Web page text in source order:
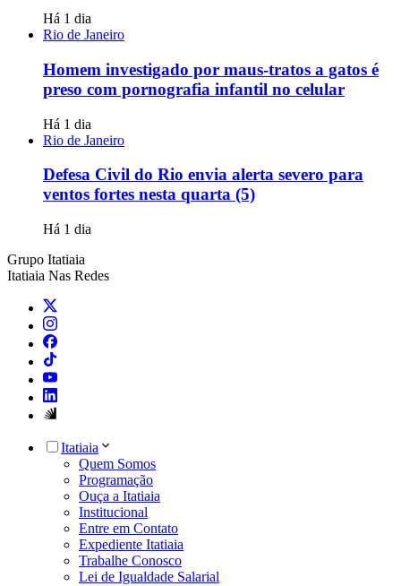
Há 1 dia
Rio de Janeiro
Homem investigado por maus-tratos a gatos é
preso com pornografia infantil no celular
Há 1 dia
Rio de Janeiro
Defesa Civil do Rio envia alerta severo para
ventos fortes nesta quarta (5)
Há 1 dia
Grupo Itatiaia
Itatiaia Nas Redes
Itatiaia
Quem Somos
Programação
Ouça a Itatiaia
Institucional
Entre em Contato
Expediente Itatiaia
Trabalhe Conosco
Lei de Igualdade Salarial